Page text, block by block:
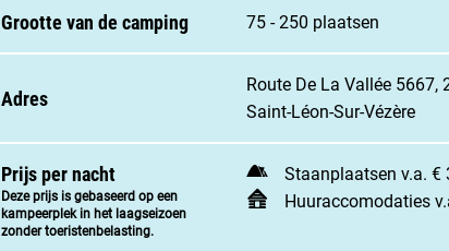
Meld mijn camping aan
Grootte van de camping 75 - 250 plaatsen
Adres
Route De La Vallée 5667,
Saint-Léon-Sur-Vézère
Prijs per nacht
Deze prijs is gebaseerd op een
kampeerplek in het laagseizoen
zonder toeristenbelasting.
Staanplaatsen v.a. €
Huuraccomodaties